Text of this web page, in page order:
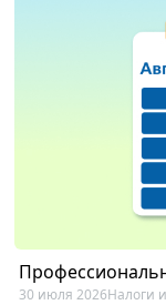
30 июля 2026Налоги